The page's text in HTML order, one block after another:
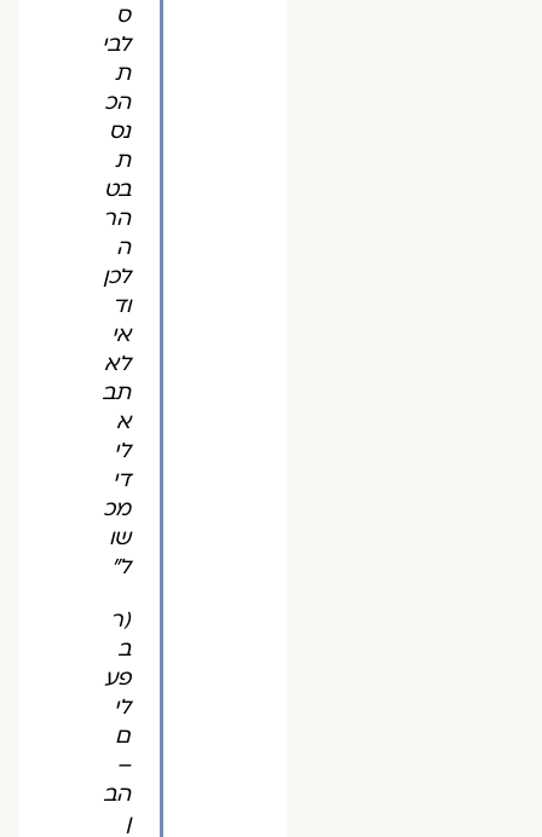
ס
לבי
ת
הכ
נס
ת
בט
הר
ה
לכן
וד
אי
לא
תב
א
לי
די
מכ
שו
ל"
(ר
ב
פע
לי
ם
–
הב